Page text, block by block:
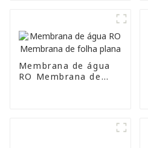
Membrana de água
RO Membrana de